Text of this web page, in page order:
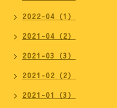
2022-04（1）
2021-04（2）
2021-03（3）
2021-02（2）
2021-01（3）